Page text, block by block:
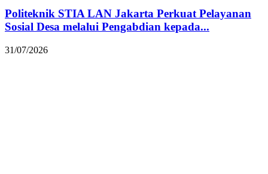
Politeknik STIA LAN Jakarta Perkuat Pelayanan
Sosial Desa melalui Pengabdian kepada...
31/07/2026